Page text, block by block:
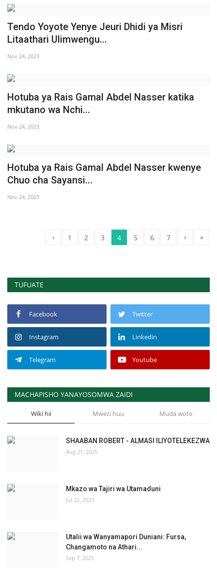
Tendo Yoyote Yenye Jeuri Dhidi ya Misri
Litaathari Ulimwengu...
Nov 24, 2023
Hotuba ya Rais Gamal Abdel Nasser katika
mkutano wa Nchi...
Nov 24, 2023
Hotuba ya Rais Gamal Abdel Nasser kwenye
Chuo cha Sayansi...
Nov 24, 2023
‹ 1 2 3 4 5 6 7 › »
TUFUATE
Facebook Twitter
Instagram Linkedin
Telegram Youtube
MACHAPISHO YANAYOSOMWA ZAIDI
Wiki hii Mwezi huu Muda wote
SHAABAN ROBERT - ALMASI ILIYOTELEKEZWA
Aug 21, 2025
Mkazo wa Tajiri wa Utamaduni
Jul 22, 2023
Utalii wa Wanyamapori Duniani: Fursa,
Changamoto na Athari...
Sep 7, 2025